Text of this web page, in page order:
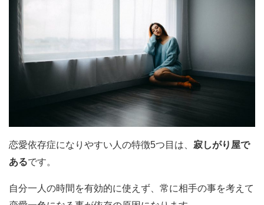
恋愛依存症になりやすい人の特徴5つ目は、 寂しがり屋で
あるです。
自分一人の時間を有効的に使えず、常に相手の事を考えて